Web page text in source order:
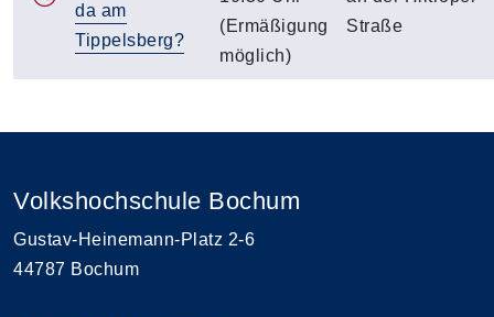
da am
Tippelsberg?
(Ermäßigung
möglich)
Straße
Volkshochschule Bochum
Gustav-Heinemann-Platz 2-6
44787 Bochum